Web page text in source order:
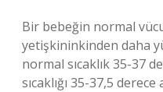
Bir bebeğin normal
yetişkininkinden daha
normal sıcaklık 35-37
sıcaklığı 35-37,5